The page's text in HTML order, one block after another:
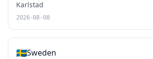
Karlstad
2026-08-08
🇸🇪Sweden